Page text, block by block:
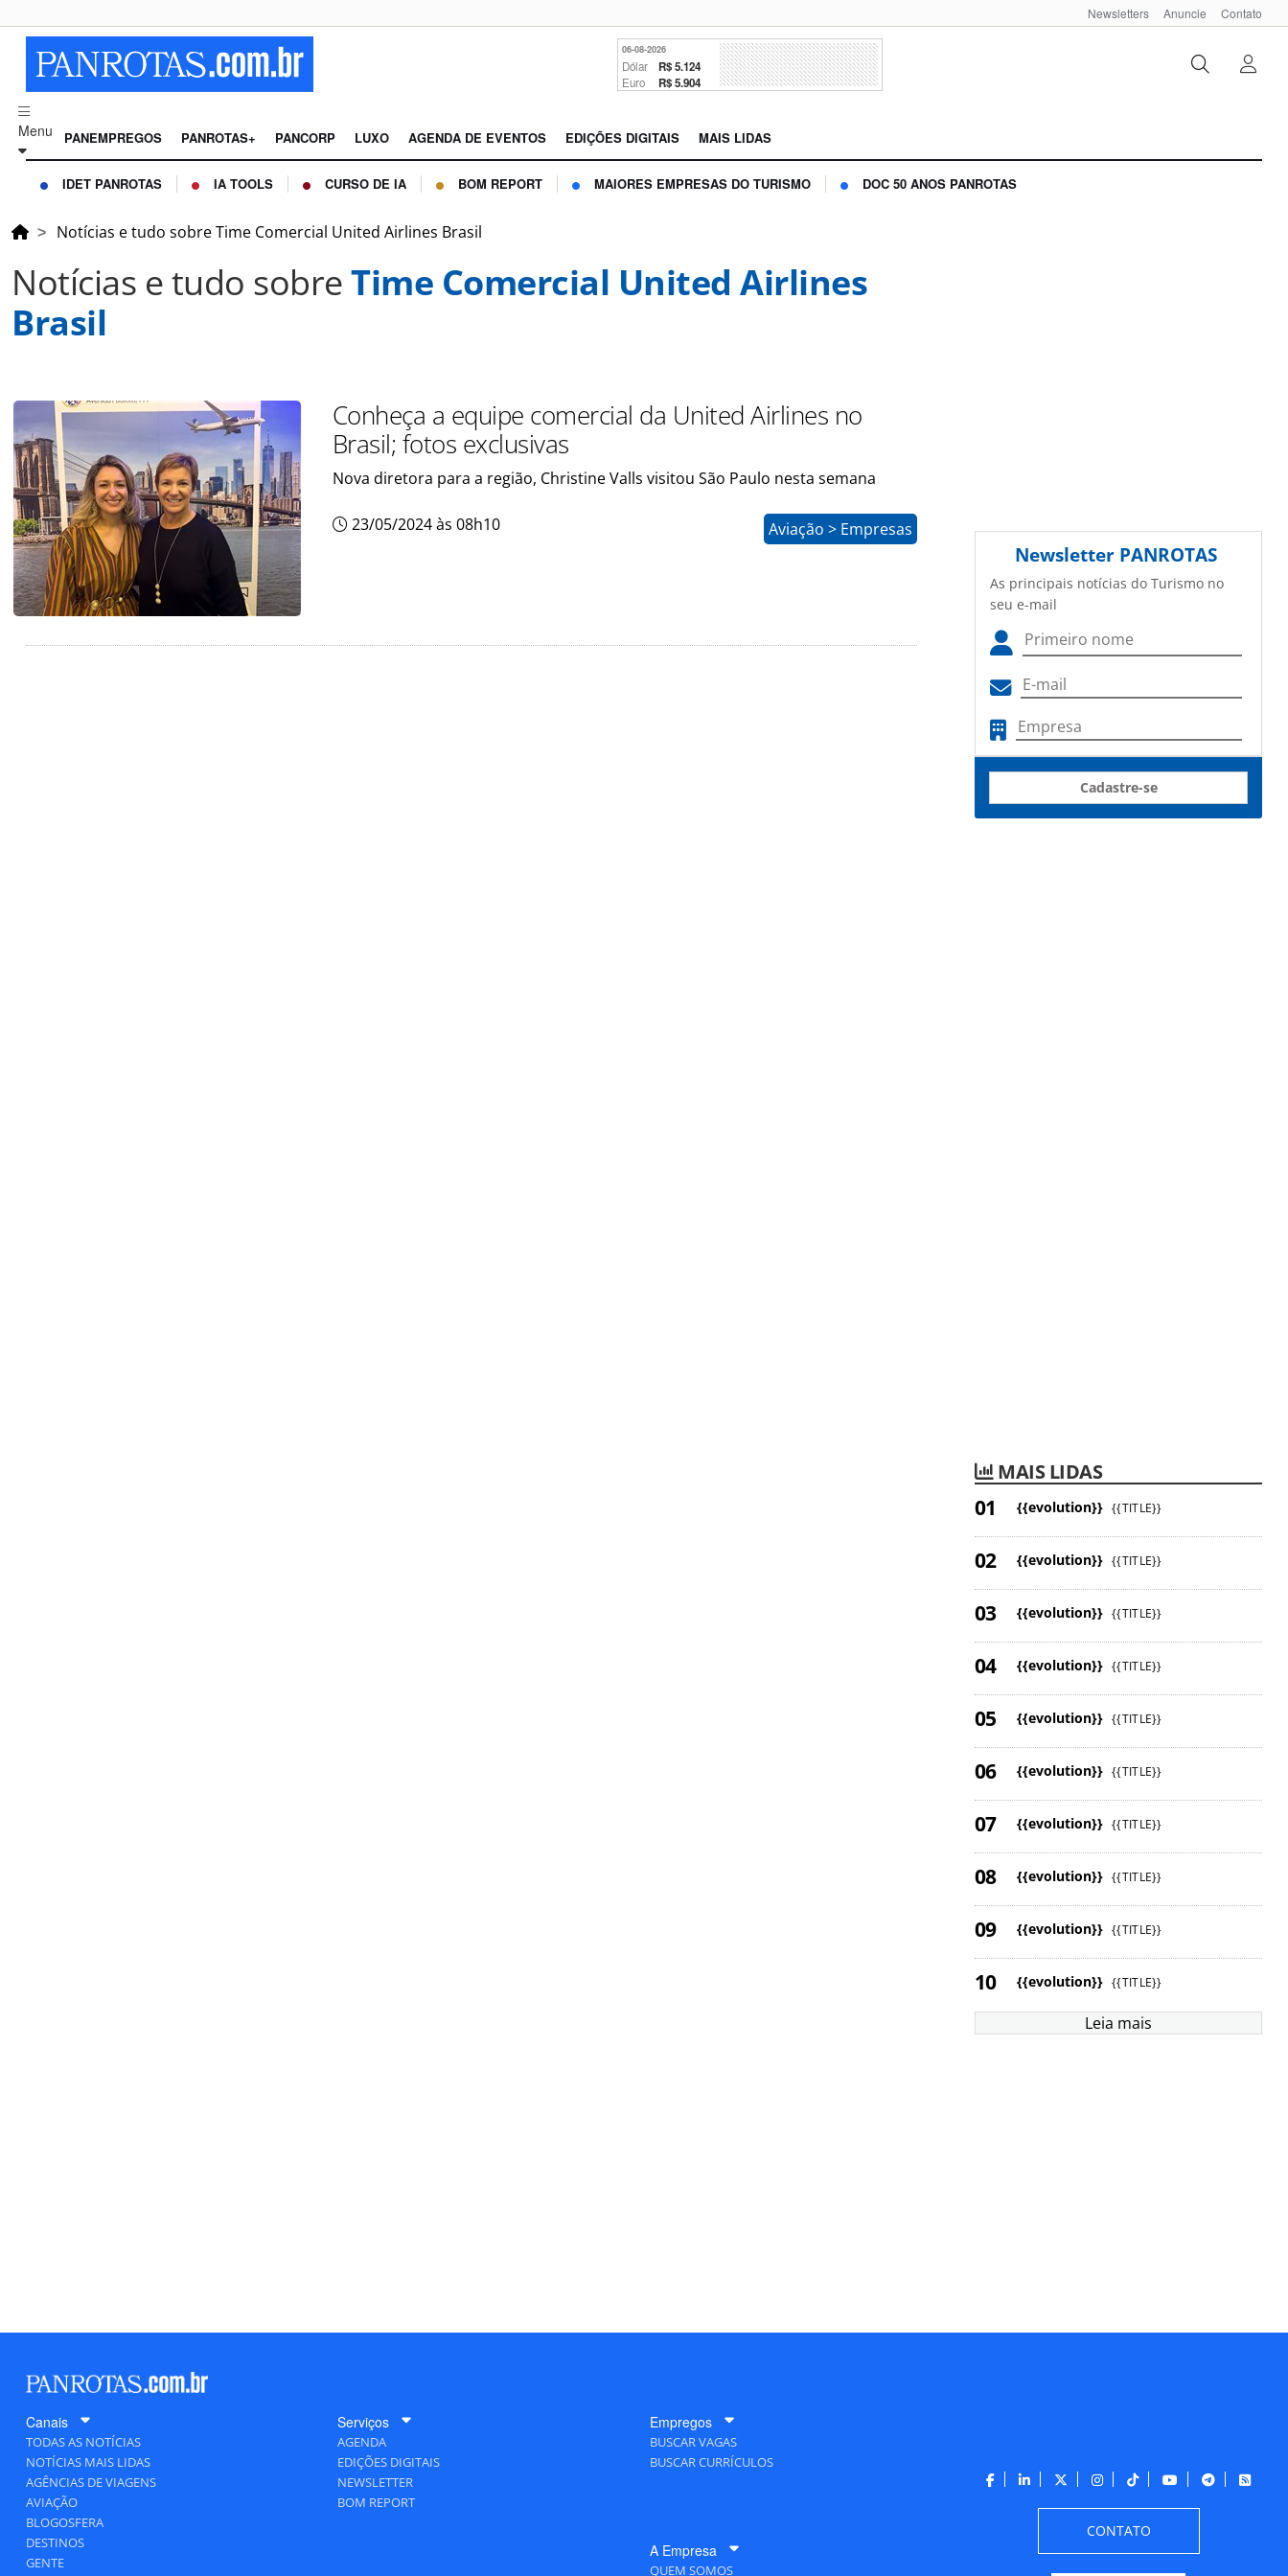
Newsletters Anuncie Contato
06-08-2026
Dólar R$ 5.124
Euro R$ 5.904
Menu PANEMPREGOS PANROTAS+ PANCORP LUXO AGENDA DE EVENTOS EDIÇÕES DIGITAIS MAIS LIDAS
IDET PANROTAS IA TOOLS CURSO DE IA BOM REPORT MAIORES EMPRESAS DO TURISMO DOC 50 ANOS PANROTAS
Notícias e tudo sobre Time Comercial United Airlines Brasil
Notícias e tudo sobreTime Comercial United Airlines
Brasil
Conheça a equipe comercial da United Airlines no
Brasil; fotos exclusivas
Nova diretora para a região, Christine Valls visitou São Paulo nesta semana
23/05/2024 às 08h10 Aviação > Empresas
Newsletter PANROTAS
As principais notícias do Turismo no
seu e-mail
Cadastre-se
MAIS LIDAS
{{evolution}} {{TITLE}}
{{evolution}} {{TITLE}}
{{evolution}} {{TITLE}}
{{evolution}} {{TITLE}}
{{evolution}} {{TITLE}}
{{evolution}} {{TITLE}}
{{evolution}} {{TITLE}}
{{evolution}} {{TITLE}}
{{evolution}} {{TITLE}}
{{evolution}} {{TITLE}}
Leia mais
Canais
TODAS AS NOTÍCIAS
NOTÍCIAS MAIS LIDAS
AGÊNCIAS DE VIAGENS
AVIAÇÃO
BLOGOSFERA
DESTINOS
GENTE
Serviços
AGENDA
EDIÇÕES DIGITAIS
NEWSLETTER
BOM REPORT
Empregos
BUSCAR VAGAS
BUSCAR CURRÍCULOS
A Empresa
QUEM SOMOS
CONTATO